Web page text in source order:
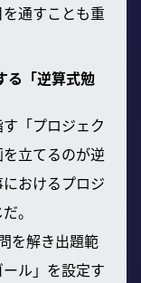
通すことも重
る「逆算式勉
「プロジェク
立てるのが逆
おけるプロジ
。
を解き出題範
ル」を設定す